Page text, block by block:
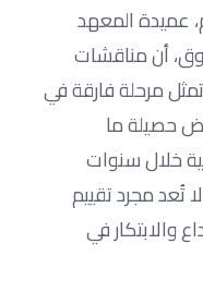
عميدة المعهد
أن مناقشات
مرحلة فارقة في
حصيلة ما
خلال سنوات
تُعد مجرد تقييم
والابتكار في